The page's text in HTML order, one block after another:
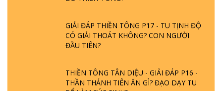
CÓ GIẢI THOÁT KHÔNG? CON NGƯỜI
ĐẦU TIÊN?
THẦN THÁNH TIÊN ĂN GÌ? ĐẠO DẠY TU
ĐỂ LÀM SÚC SINH?